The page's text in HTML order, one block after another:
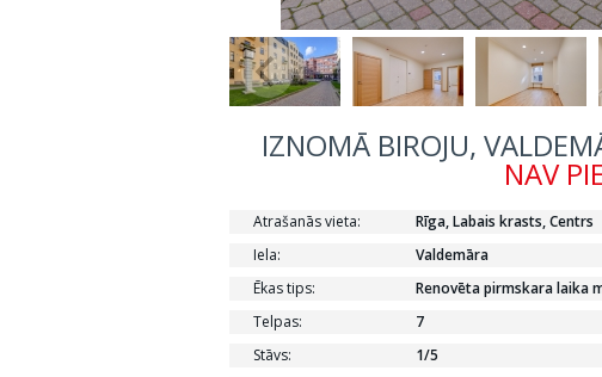
IZNOMĀ BIROJU,
NAV
Atrašanās vieta:
Rīga, Labais krasts, Centrs
Iela:
Valdemāra
Ēkas tips:
Renovēta pirmskara laika
Telpas:
7
Stāvs:
1/5